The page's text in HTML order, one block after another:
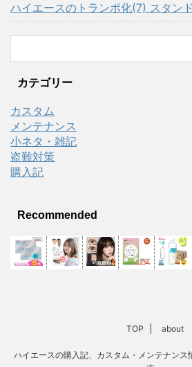
ハイエースのトランポ化(7) スタン
カテゴリー
カスタム
メンテナンス
小ネタ・雑記
盗難対策
購入記
Recommended
TOP about
ハイエースの購入記、カスタム・メンテナンス